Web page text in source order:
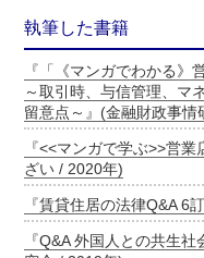
執筆した書籍
『「《マンガでわかる》
～取引時、与信管理、マ
留意点～』(金融財政事情
『<<マンガで学ぶ>>営
ざい / 2020年)
『賃貸住居の法律Q&A 6
『Q&A 外国人との共生